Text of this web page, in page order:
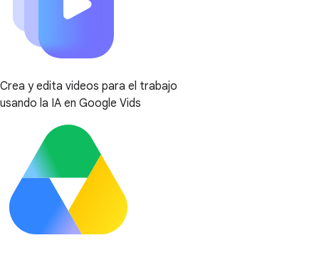
Crea y edita videos para el trabajo
usando la IA en Google Vids